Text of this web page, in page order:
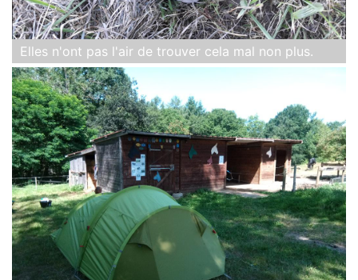
Elles n'ont pas l'air de trouver cela mal non plus.